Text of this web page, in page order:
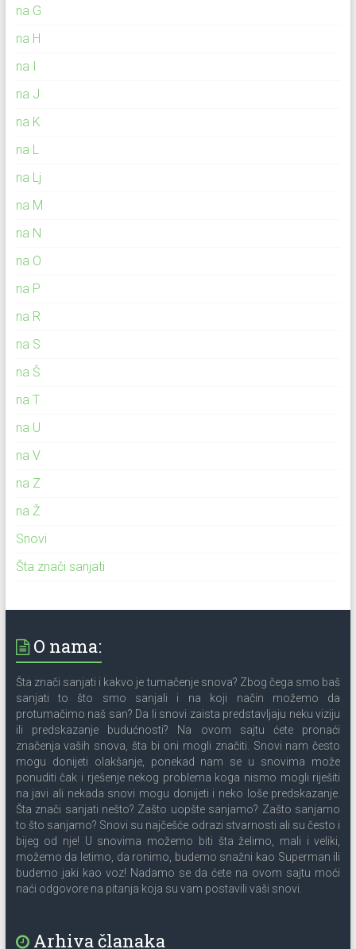
na G
na H
na I
na J
na K
na L
na Lj
na M
na N
na O
na P
na R
na S
na Š
na T
na U
na V
na Z
na Ž
Snovi
Šta znači sanjati
O nama:
Šta znači sanjati i kakvo je tumačenje snova? Zbog čega smo baš
sanjati to što smo sanjali i na koji način možemo da
protumačimo naš san? Da li snovi zaista predstavljaju neku viziju
ili predskazanje budućnosti? Na ovom sajtu ćete pronaći
značenja vaših snova, šta bi oni mogli značiti. Snovi nam često
mogu donijeti olakšanje, ponekad nam se u snovima može
ponuditi čak i rješenje nekog problema koga nismo mogli riješiti
na javi ali nekada snovi mogu donijeti i neko loše predskazanje.
Šta znači sanjati nešto? Zašto uopšte sanjamo? Zašto sanjamo
to što sanjamo? Snovi su najčešće odrazi stvarnosti ali su često i
bijeg od nje! U snovima možemo biti šta želimo, mali i veliki,
možemo da letimo, da ronimo, budemo snažni kao Superman ili
budemo jaki kao voz! Nadamo se da ćete na ovom sajtu moći
naći odgovore na pitanja koja su vam postavili vaši snovi.
Arhiva članaka